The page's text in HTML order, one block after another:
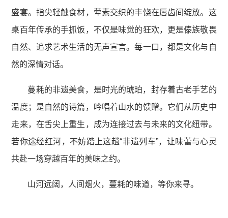
盛宴。指尖轻触食材，荤素交织的丰饶在唇齿间绽放。这
桌百年传承的手抓饭，不仅是味觉的狂欢，更是傣族敬畏
自然、追求艺术生活的无声宣言。每一口，都是文化与自
然的深情对话。
蔓耗的非遗美食，是时光的琥珀，封存着古老手艺的
温度；是自然的诗篇，吟唱着山水的馈赠。它们从历史中
走来，在舌尖上重生，成为连接过去与未来的文化纽带。
若你途经红河，不妨踏上这趟“非遗列车”，让味蕾与心灵
共赴一场穿越百年的美味之约。
山河远阔，人间烟火，蔓耗的味道，等你来寻。